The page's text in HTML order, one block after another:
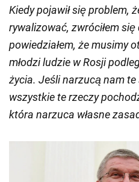
Kiedy pojawił się problem,
rywalizować, zwróciłem
powiedziałem, że musimy
młodzi ludzie w Rosji
życia. Jeśli narzucą nam
wszystkie te rzeczy
która narzuca własne